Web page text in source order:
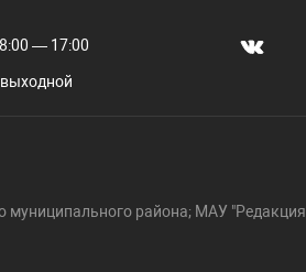
— 17:00
выходной
муниципального района; МАУ "Редакция